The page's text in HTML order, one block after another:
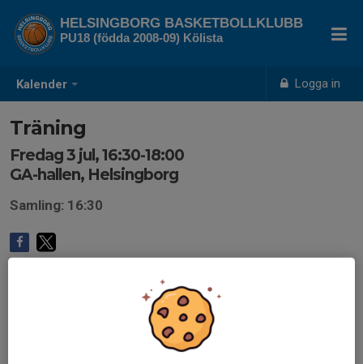
Kalender Logga in
HELSINGBORG BASKETBOLLKLUBB
PU18 (födda 2008-09) Kölista
Träning
Fredag 3 jul, 16:30-18:00
GA-hallen, Helsingborg
Samling: 16:30